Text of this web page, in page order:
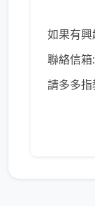
如果有興
聯絡信
請多多指